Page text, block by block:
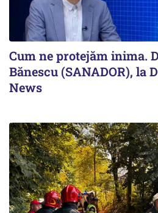
Cum ne protejăm inima.
Bănescu (SANADOR), la
News